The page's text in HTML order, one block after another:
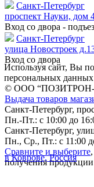
Санкт-Петербург
проспект Науки, дом
Вход со двора -
Санкт-Петербург
улица Новостроек
Вход со двора
Используя сайт, Вы
персональных
© ООО “ПОЗИТРОН-
Выдача товаров
Санкт-Петербург,
Пн.-Пт.: с 10:00 до
Санкт-Петербург,
Пн., Ср., Пт.: с 11:00
Сравните и выберите
получения
в Коврове, Россия